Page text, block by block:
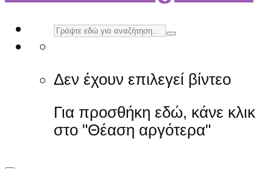
Δεν έχουν επιλεγεί βίντεο
Για προσθήκη εδώ, κάνε κλικ
στο "Θέαση αργότερα"